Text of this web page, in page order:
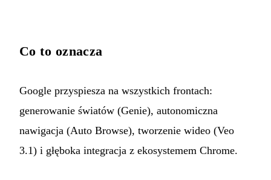
Co to oznacza
Google przyspiesza na wszystkich frontach:
generowanie światów (Genie), autonomiczna
nawigacja (Auto Browse), tworzenie wideo (Veo
3.1) i głęboka integracja z ekosystemem Chrome.